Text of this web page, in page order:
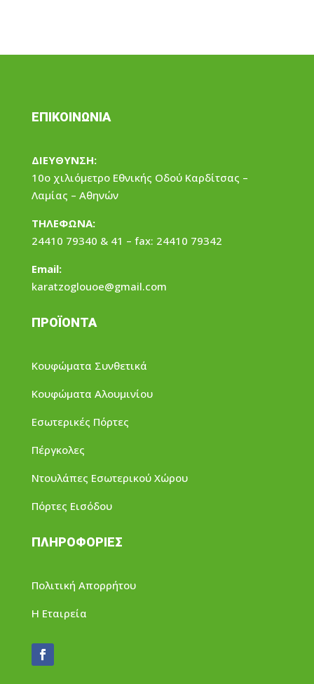
ΕΠΙΚΟΙΝΩΝΙΑ
ΔΙΕΥΘΥΝΣΗ:
10ο χιλιόμετρο Εθνικής Οδού Καρδίτσας –
Λαμίας – Αθηνών
ΤΗΛΕΦΩΝΑ:
24410 79340 & 41 – fax: 24410 79342
Email:
karatzoglouoe@gmail.com
ΠΡΟΪΟΝΤΑ
Κουφώματα Συνθετικά
Κουφώματα Αλουμινίου
Εσωτερικές Πόρτες
Πέργκολες
Ντουλάπες Εσωτερικού Χώρου
Πόρτες Εισόδου
ΠΛΗΡΟΦΟΡΙΕΣ
Πολιτική Απορρήτου
Η Εταιρεία